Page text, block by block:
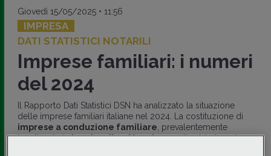
Giovedì 15/05/2025 • 11:56
IMPRESA
DATI STATISTICI NOTARILI
Imprese familiari: i numeri
del 2024
Il Rapporto Dati Statistici DSN ha analizzato la situazione
delle imprese familiari italiane nel 2024. La costituzione di
imprese a conduzione familiare , prevalentemente
localizzate inLombardiaeVenetoe scelte dai giovani o